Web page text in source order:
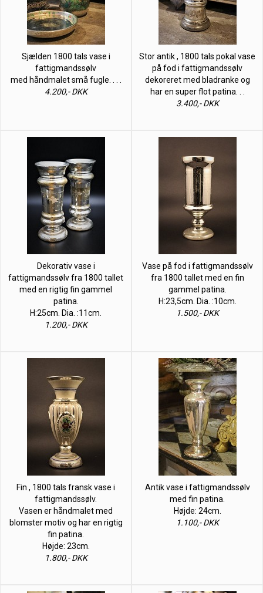
Sjælden 1800 tals vase i
fattigmandssølv
med håndmalet små fugle. . . .
4.200,- DKK
Stor antik , 1800 tals pokal vase
på fod i fattigmandssølv
dekoreret med bladranke og
har en super flot patina. . .
3.400,- DKK
Dekorativ vase i
fattigmandssølv fra 1800 tallet
med en rigtig fin gammel
patina.
H:25cm. Dia. :11cm.
1.200,- DKK
Vase på fod i fattigmandssølv
fra 1800 tallet med en fin
gammel patina.
H:23,5cm. Dia. :10cm.
1.500,- DKK
Fin , 1800 tals fransk vase i
fattigmandssølv.
Vasen er håndmalet med
blomster motiv og har en rigtig
fin patina.
Højde: 23cm.
1.800,- DKK
Antik vase i fattigmandssølv
med fin patina.
Højde: 24cm.
1.100,- DKK